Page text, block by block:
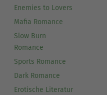
Enemies to Lovers
Mafia Romance
Slow Burn
Romance
Sports Romance
Dark Romance
Erotische Literatur